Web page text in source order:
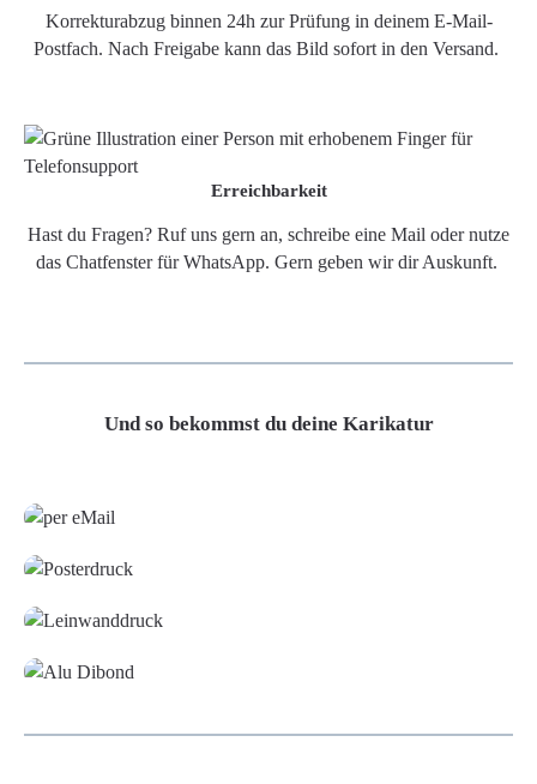
Korrekturabzug binnen 24h zur Prüfung in deinem E-Mail-
Postfach. Nach Freigabe kann das Bild sofort in den Versand.
Erreichbarkeit
Hast du Fragen? Ruf uns gern an, schreibe eine Mail oder nutze
das Chatfenster für WhatsApp. Gern geben wir dir Auskunft.
Und so bekommst du deine Karikatur